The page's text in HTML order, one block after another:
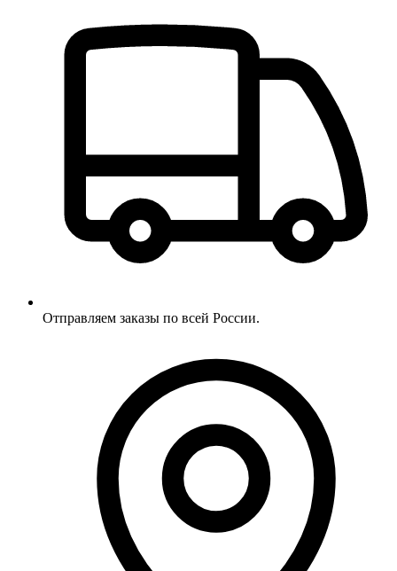
Отправляем заказы по всей России.